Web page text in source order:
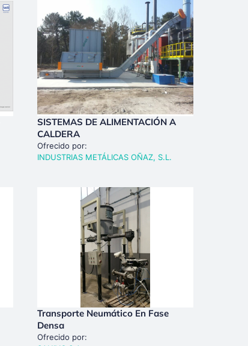
SISTEMAS DE ALIMENTACIÓN A
CALDERA
Ofrecido por:
INDUSTRIAS METÁLICAS OÑAZ, S.L.
Transporte Neumático En Fase
Densa
Ofrecido por: